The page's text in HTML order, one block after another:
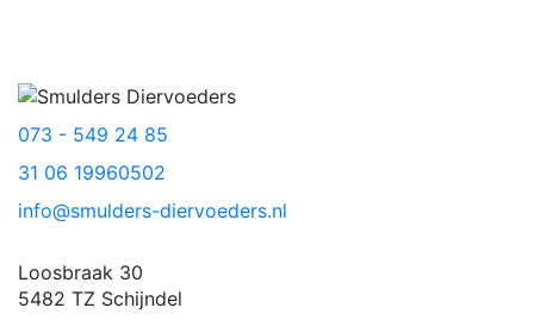
073 - 549 24 85
31 06 19960502
info@smulders-diervoeders.nl
Loosbraak 30
5482 TZ Schijndel